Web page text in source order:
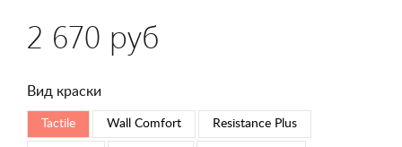
2 670 руб
Вид краски
Tactile Wall Comfort Resistance Plus